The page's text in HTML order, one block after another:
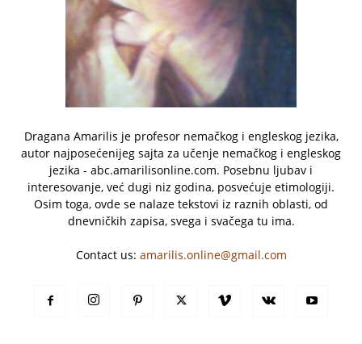
Dragana Amarilis je profesor nemačkog i engleskog jezika,
autor najposećenijeg sajta za učenje nemačkog i engleskog
jezika - abc.amarilisonline.com. Posebnu ljubav i
interesovanje, već dugi niz godina, posvećuje etimologiji.
Osim toga, ovde se nalaze tekstovi iz raznih oblasti, od
dnevničkih zapisa, svega i svačega tu ima.
Contact us: amarilis.online@gmail.com